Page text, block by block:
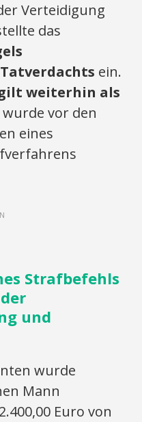
Verteidigung
das
ein.
weiterhin als
vor den
eines
Strafbefehls
und
wurde
Mann
Euro von